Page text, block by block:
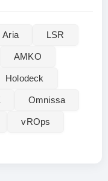
Aria LSR
AMKO
Holodeck
Omnissa
vROps